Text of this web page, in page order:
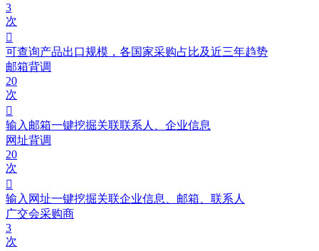
3
次

可查询产品出口规模，各国家采购占比及近三年趋势
邮箱背调
20
次

输入邮箱一键挖掘关联联系人、企业信息
网址背调
20
次

输入网址一键挖掘关联企业信息、邮箱、联系人
广交会采购商
3
次